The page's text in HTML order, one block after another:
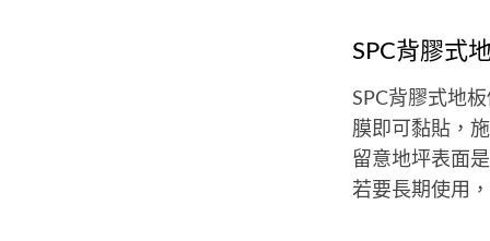
SPC背膠式
SPC背膠式地
膜即可黏貼，
留意地坪表面
若要長期使用